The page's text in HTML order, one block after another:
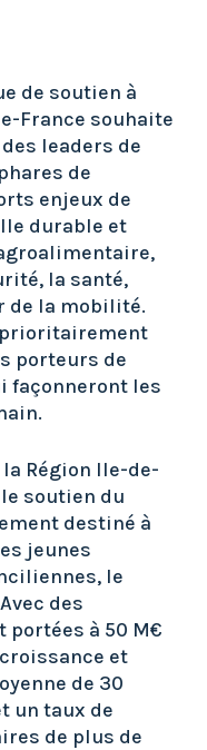
de soutien à
France souhaite
leaders de
de
enjeux de
durable et
la santé,
de la mobilité.
prioritairement
porteurs de
façonneront les
Région Ile-de-
soutien du
destiné à
jeunes
le
des
portées à 50 M€
croissance et
de 30
un taux de
de plus de